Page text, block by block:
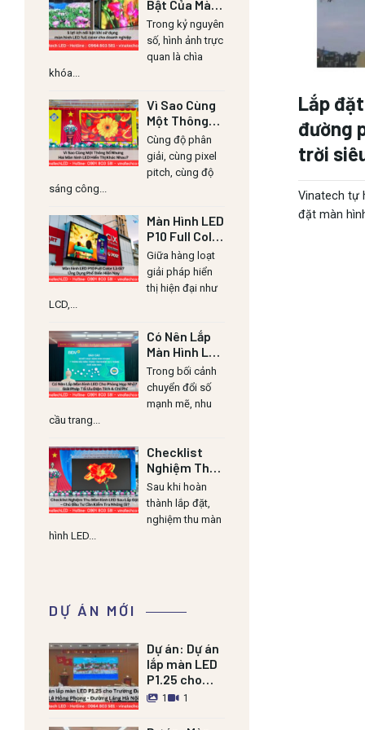
Bật Của Màn
Hình LED Lull
Color Cho
Doanh
Nghiệp
Trong kỷ nguyên
số, hình ảnh trực
quan là chìa
khóa...
Vì Sao Cùng
Một Thông
Số Nhưng Hai
Màn Hình LED
Hiển Thị
Khác Nhau?
Cùng độ phân
giải, cùng pixel
pitch, cùng độ
sáng công...
Màn Hình LED
P10 Full Color
Là Gì? Ứng
Dụng Phổ
Biến Hiện
Nay
Giữa hàng loạt
giải pháp hiển
thị hiện đại như
LCD,...
Có Nên Lắp
Màn Hình LED
Cho Phòng
Họp Nhỏ? Giải
Pháp Tối Ưu
Diện Tích &
Trong bối cảnh
chuyển đổi số
mạnh mẽ, nhu
cầu trang...
Checklist
Nghiệm Thu
Màn Hình LED
Sau Lắp Đặt
– Chủ Đầu Tư
Cần Kiểm Tra
Sau khi hoàn
thành lắp đặt,
nghiệm thu màn
hình LED...
DỰ ÁN MỚI
Dự án: Dự án
lắp màn LED
P1.25 cho
Trường Đảng
Phong –
1 1
Lắp
đường
trời
Vinatech tự
đặt màn